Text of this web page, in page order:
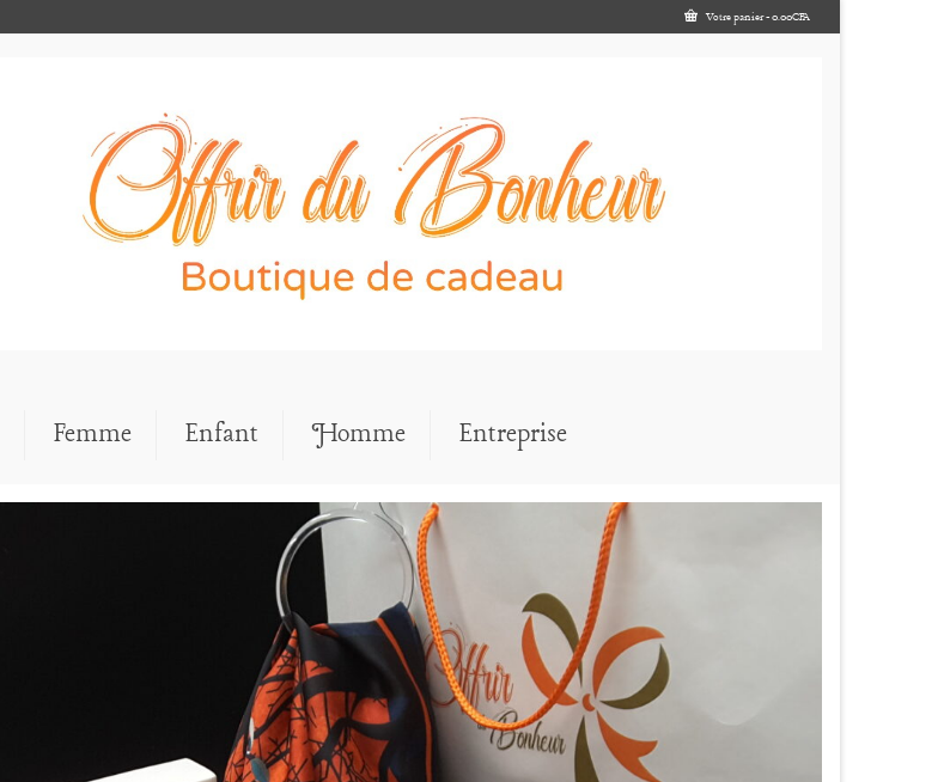
Votre panier-0.00CFA
Femme Enfant Homme Entreprise